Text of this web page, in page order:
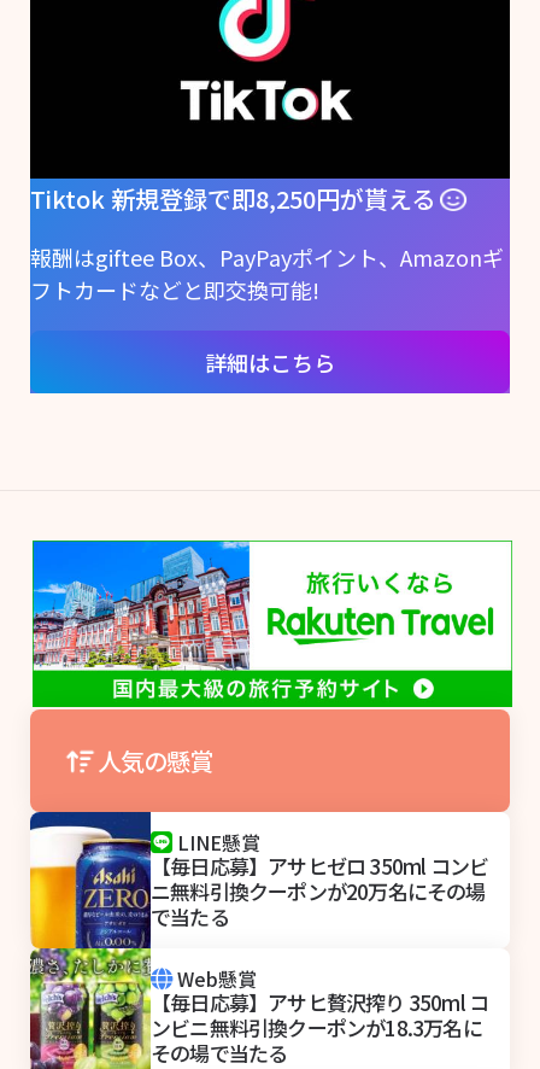
Tiktok 新規登録で即8,250円が貰える
報酬はgiftee Box、PayPayポイント、Amazonギ
フトカードなどと即交換可能!
詳細はこちら
人気の懸賞
LINE懸賞
【毎日応募】アサヒゼロ 350ml コンビ
ニ無料引換クーポンが20万名にその場
で当たる
Web懸賞
【毎日応募】アサヒ贅沢搾り 350ml コ
ンビニ無料引換クーポンが18.3万名に
その場で当たる